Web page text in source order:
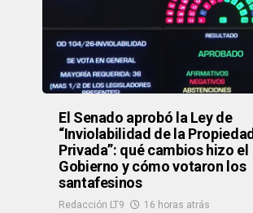
El Senado aprobó la Ley de
“Inviolabilidad de la Propiedad
Privada”: qué cambios hizo el
Gobierno y cómo votaron los
santafesinos
Redacción LT9 16 horas atrás